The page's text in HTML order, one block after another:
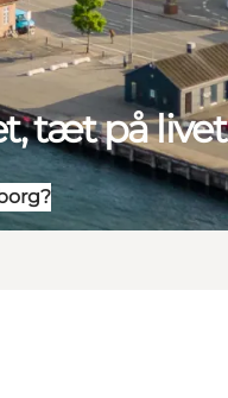
tæt på livet